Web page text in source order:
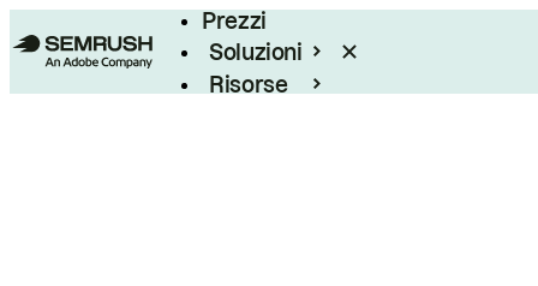
Prezzi
Soluzioni
Risorse